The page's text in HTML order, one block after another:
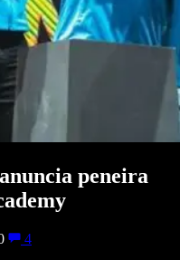
peneira
4